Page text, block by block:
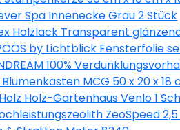
Spa Innenecke Grau 2 Stück
Hellblau-Dunkelblau
Holzlack Transparent glänzend
by Lichtblick Fensterfolie
100%
MCG 50 x 20 x 18
Holz-Gartenhaus Venlo 1
ZeoSpeed